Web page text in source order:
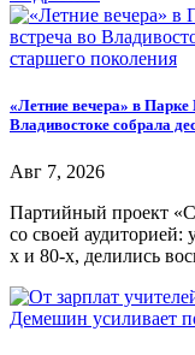
«Летние вечера» в
Владивостоке собрала
Авг 7, 2026
Партийный проект
со своей
х и 80-х, делились